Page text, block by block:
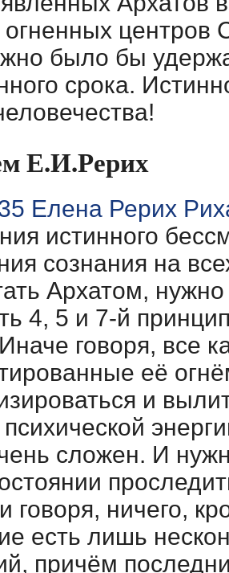
огненных центров
было бы
срока.
Е.И.Рерих
Елена Рерих
истинного
сознания на
Архатом,
4, 5 и 7-й
говоря, все
её
и
сложен. И
говоря, ничего,
есть лишь
причём